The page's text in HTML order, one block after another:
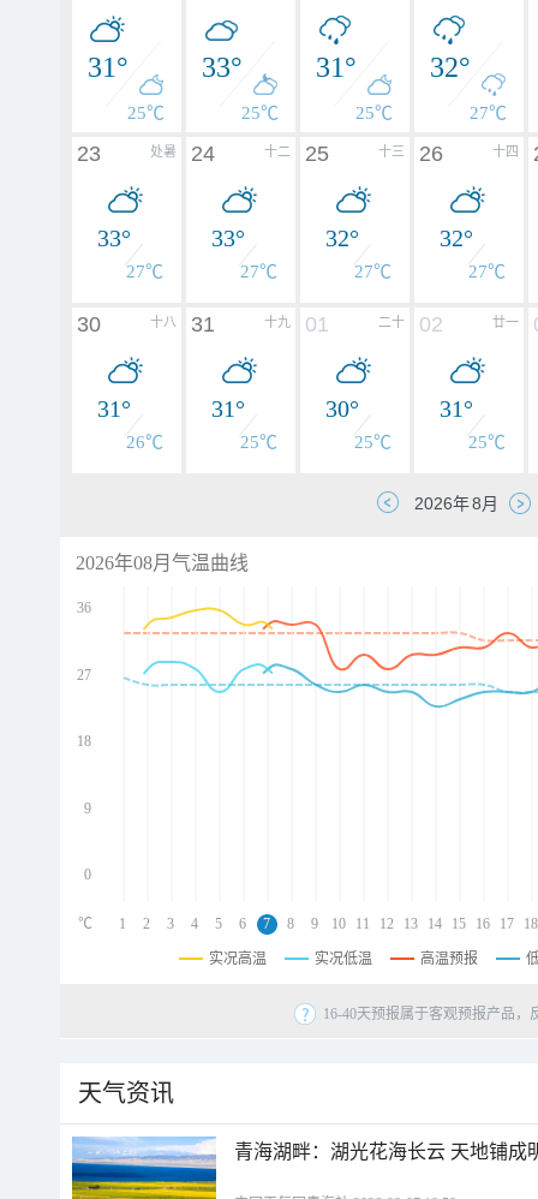
31°
25℃
33°
25℃
31°
25℃
32°
27℃
处暑
23
33°
27℃
十二
24
33°
27℃
十三
25
32°
27℃
十四
26
32°
27℃
十八
30
31°
26℃
十九
31
31°
25℃
二十
01
30°
25℃
廿一
02
31°
25℃
2026年08月气温曲线
36
27
18
9
0
1 2 3 4 5 6 7 8 9 10 11 12 13 14 15 16 17 18
℃
实况高温 实况低温 高温预报
16-40天预报属于客观预报产品
天气资讯
青海湖畔：湖光花海长云 天地铺成